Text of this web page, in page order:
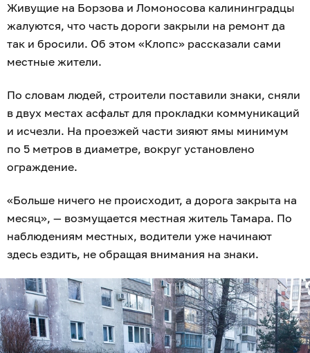
Живущие на Борзова и Ломоносова калининградцы
жалуются, что часть дороги закрыли на ремонт да
так и бросили. Об этом «Клопс» рассказали сами
местные жители.
По словам людей, строители поставили знаки, сняли
в двух местах асфальт для прокладки коммуникаций
и исчезли. На проезжей части зияют ямы минимум
по 5 метров в диаметре, вокруг установлено
ограждение.
«Больше ничего не происходит, а дорога закрыта на
месяц», — возмущается местная житель Тамара. По
наблюдениям местных, водители уже начинают
здесь ездить, не обращая внимания на знаки.